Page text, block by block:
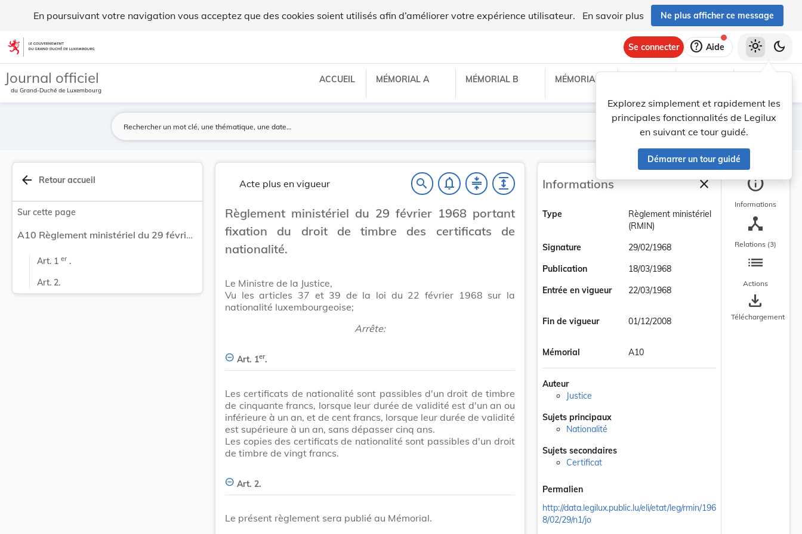
En poursuivant votre navigation vous acceptez que des cookies soient utilisés afin d’améliorer votre expérience utilisateur. En savoir plus Ne plus afficher ce message
Aller au contenu
Se connecter help Aide
Explorez simplement et rapidement les
principales fonctionnalités de Legilux
en suivant ce tour guidé.
Démarrer un tour guidé
light_mode dark_mode
Journal officiel
du Grand-Duché de Luxembourg
ACCUEIL MÉMORIAL A MÉMORIAL B MÉMORIAL C
Lancer la recherche
Filtres
arrow_back Retour accueil
Sur cette page
A10 Règlement ministériel du 29 février 1968 portant fixation du droit de timbre des certificats de nationalité.
Art. 1 er .
Art. 2.
Acte plus en vigueur search notifications_none compress expand
Règlement ministériel du 29 février 1968 portant
fixation du droit de timbre des certificats de
nationalité.
Le Ministre de la Justice,
Vu les articles 37 et 39 de la loi du 22 février 1968 sur la
nationalité luxembourgeoise;
Arrête:
Art. 1er.
Les certificats de nationalité sont passibles d'un droit de timbre
de cinquante francs, lorsque leur durée de validité est d'un an ou
inférieure à un an, et de cent francs, lorsque leur durée de validité
est supérieure à un an, sans dépasser cinq ans.
Les copies des certificats de nationalité sont passibles d'un droit
de timbre de vingt francs.
Art. 2.
Le présent règlement sera publié au Mémorial.
Informations closeFermer la barre
Type
Règlement ministériel
(RMIN)
Signature
29/02/1968
Publication
18/03/1968
Entrée en vigueur
22/03/1968
Fin de vigueur 01/12/2008
Mémorial A10
Auteur
Justice
Sujets principaux
Nationalité
Sujets secondaires
Certificat
Permalien
http://data.legilux.public.lu/eli/etat/leg/rmin/196
8/02/29/n1/jo
info
Informations
device_hub
Relations (3)
list
Actions
save_alt
Téléchargement